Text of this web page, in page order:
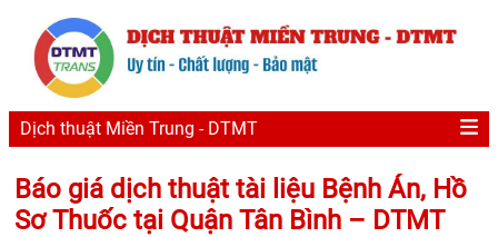
Dịch thuật Miền Trung - DTMT
Báo giá dịch thuật tài liệu Bệnh Án, Hồ
Sơ Thuốc tại Quận Tân Bình – DTMT